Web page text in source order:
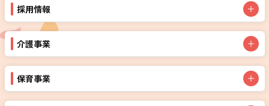
採用情報
介護事業
保育事業